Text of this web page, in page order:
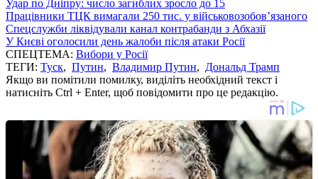
Удар по Дніпру: число загиблих зросло до 15
Працівники ТЦК вимагали 250 тис. у військовозобов’язаного
Спецслужби ліквідували канал контрабанди з Абхазії
У Києві оголосили день жалоби після атаки Росії
СПЕЦТЕМА: Вибори у Росії
ТЕГИ: Туск, Путин, Владимир Путин, Дональд Трамп
Якщо ви помітили помилку, виділіть необхідний текст і
натисніть Ctrl + Enter, щоб повідомити про це редакцію.